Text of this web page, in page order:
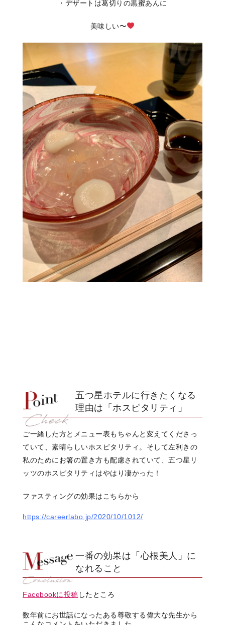
・デザートは葛切りの黒蜜あんに
美味しい〜
五つ星ホテルに行きたくなる
理由は「ホスピタリティ」
ご一緒した方とメニュー表もちゃんと変えてくださっ
ていて、素晴らしいホスピタリティ。そして左利きの
私のためにお箸の置き方も配慮されていて、五つ星リ
ッツのホスピタリティはやはり凄かった！
ファスティングの効果はこちらから
https://careerlabo.jp/2020/10/1012/
一番の効果は「心根美人」に
なれること
Facebookに投稿 したところ
数年前にお世話になったある尊敬する偉大な先生から